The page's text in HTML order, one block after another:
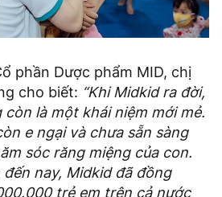
phần Dược phẩm MID, chị
cho biết: “Khi Midkid ra đời,
là một khái niệm mới mẻ.
e ngại và chưa sẵn sàng
sóc răng miệng của con.
nay, Midkid đã đồng
trẻ em trên cả nước